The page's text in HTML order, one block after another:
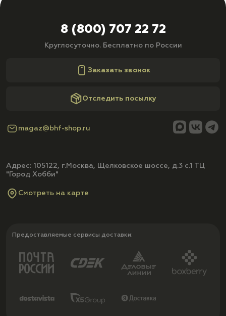
8 (800) 707 22 72
Круглосуточно. Бесплатно по России
Заказать звонок
Отследить посылку
magaz@bhf-shop.ru
Адрес: 105122, г.Москва, Щелковское шоссе, д.3 с.1 ТЦ
"Город Хобби"
Смотреть на карте
Предоставляемые сервисы доставки: